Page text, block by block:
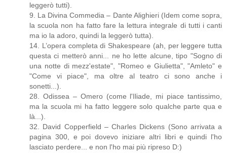
leggerò tutti).
9. La Divina Commedia – Dante Alighieri (Idem come sopra,
la scuola non ha fatto fare la lettura integrale di tutti i canti
ma io la adoro, quindi la leggerò tutta).
14. L’opera completa di Shakespeare (ah, per leggere tutta
questa ci metterò anni... ne ho lette alcune, tipo "Sogno di
una notte di mezz'estate", "Romeo e Giulietta", "Amleto" e
"Come vi piace", ma oltre al teatro ci sono anche i
sonetti...).
28. Odissea – Omero (come l'Iliade, mi piace tantissimo,
ma la scuola mi ha fatto leggere solo qualche parte qua e
là...).
32. David Copperfield – Charles Dickens (Sono arrivata a
pagina 300, e poi dovevo iniziare altri libri e quindi l'ho
lasciato perdere... e non l'ho mai più ripreso D:)